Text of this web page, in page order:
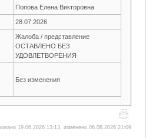
Попова Елена Викторовна
28.07.2026
Жалоба / представление
ОСТАВЛЕНО БЕЗ
УДОВЛЕТВОРЕНИЯ
Без изменения
19.06.2026 13:13, изменено 06.08.2026 21:09